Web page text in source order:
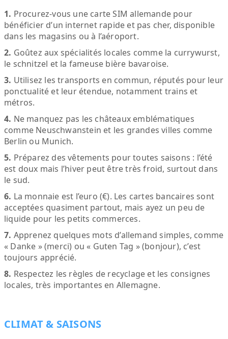
1. Procurez-vous une carte SIM allemande pour
bénéficier d’un internet rapide et pas cher, disponible
dans les magasins ou à l’aéroport.
2. Goûtez aux spécialités locales comme la currywurst,
le schnitzel et la fameuse bière bavaroise.
3. Utilisez les transports en commun, réputés pour leur
ponctualité et leur étendue, notamment trains et
métros.
4. Ne manquez pas les châteaux emblématiques
comme Neuschwanstein et les grandes villes comme
Berlin ou Munich.
5. Préparez des vêtements pour toutes saisons : l’été
est doux mais l’hiver peut être très froid, surtout dans
le sud.
6. La monnaie est l’euro (€). Les cartes bancaires sont
acceptées quasiment partout, mais ayez un peu de
liquide pour les petits commerces.
7. Apprenez quelques mots d’allemand simples, comme
« Danke » (merci) ou « Guten Tag » (bonjour), c’est
toujours apprécié.
8. Respectez les règles de recyclage et les consignes
locales, très importantes en Allemagne.
CLIMAT & SAISONS